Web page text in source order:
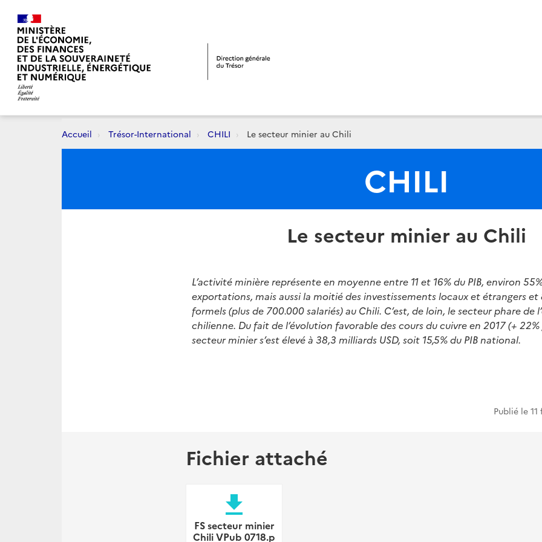
Accueil Trésor-International CHILI Le secteur minier au Chili
CHILI
Le secteur minier au Chili
L’activité minière représente en moyenne entre 11 et 16% du PIB, environ
exportations, mais aussi la moitié des investissements locaux et étrangers et
formels (plus de 700.000 salariés) au Chili. C’est, de loin, le secteur phare de
chilienne. Du fait de l’évolution favorable des cours du cuivre en 2017 (+ 22%
secteur minier s’est élevé à 38,3 milliards USD, soit 15,5% du PIB national.
Publié le
Fichier attaché
file_download
FS secteur minier
Chili VPub 0718.p